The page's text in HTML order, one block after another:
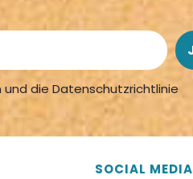
die Datenschutzrichtlinie
SOCIAL MEDIA